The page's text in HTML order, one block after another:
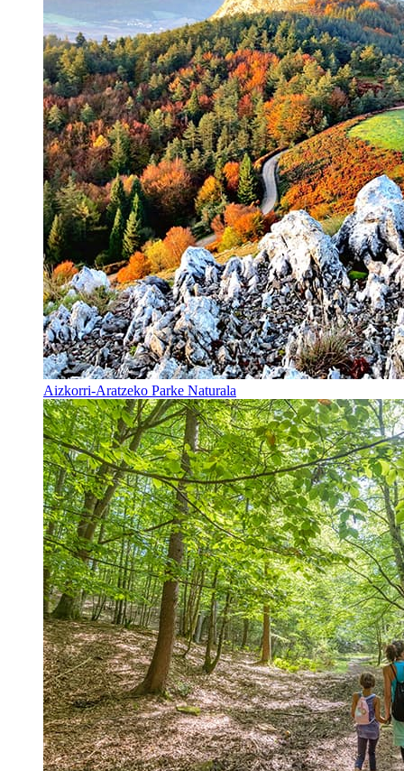
Aizkorri-Aratzeko Parke Naturala